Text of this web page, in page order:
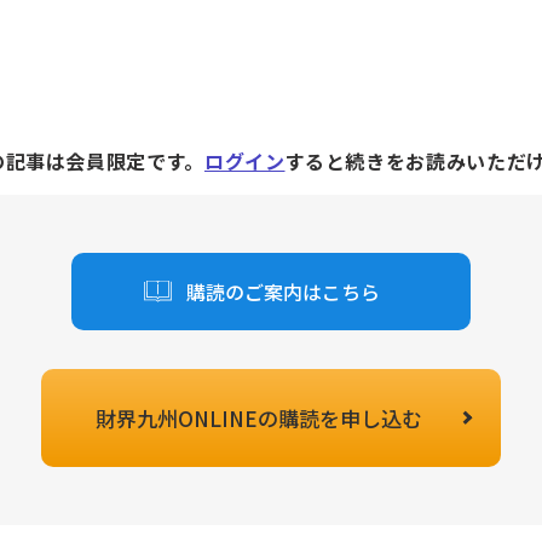
事は会員限定です。 ログインすると続きをお読みいただけ
購読のご案内はこちら
財界九州ONLINEの購読を申し込む